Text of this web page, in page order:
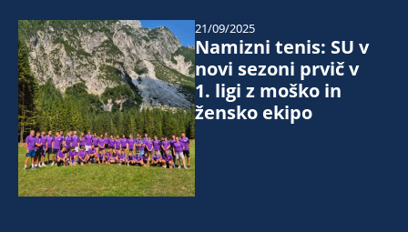
Namizni tenis: SU v
novi sezoni prvič v
1. ligi z moško in
žensko ekipo
21/09/2025